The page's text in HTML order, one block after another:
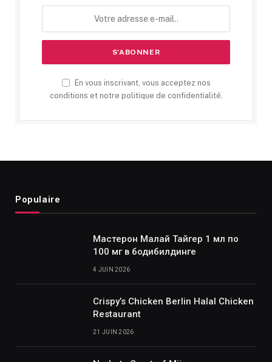
En vous inscrivant, vous acceptez nos
conditions et notre politique de confidentialité.
Populaire
Мастерон Малай Тайгер 1 мл по
100 мг в бодибилдинге
4 JUIN 2026
Crispy’s Chicken Berlin Halal Chicken
Restaurant
21 JUIN 2026